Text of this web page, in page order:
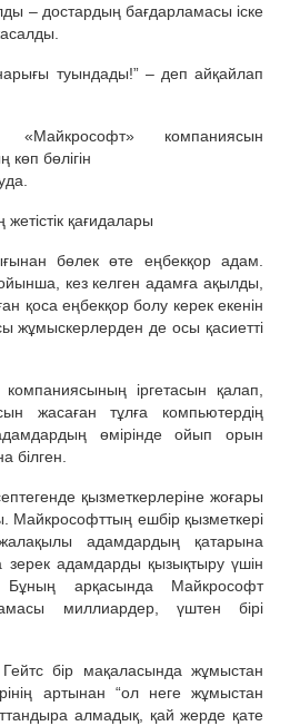
– достардың бағдарламасы іске
туындады!” – деп айқайлап
компаниясын
бөлігін
қағидалары
бөлек өте еңбекқор адам.
кез келген адамға ақылды,
қоса еңбекқор болу керек екенін
жұмыскерлерден де осы қасиетті
іргетасын қалап,
жасаған тұлға компьютердің
өмірінде ойып орын
білген.
қызметкерлеріне жоғары
Майкрософттың ешбір қызметкері
адамдардың қатарына
зерек адамдарды қызықтыру үшін
арқасында Майкрософт
миллиардер, үштен бірі
бір мақаласында жұмыстан
артынан “ол неге жұмыстан
алмадық, қай жерде қате